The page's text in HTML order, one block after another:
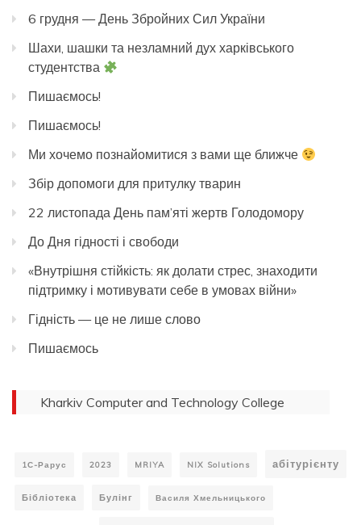
6 грудня — День Збройних Сил України
Шахи, шашки та незламний дух харківського
студентства
Пишаємось!
Пишаємось!
Ми хочемо познайомитися з вами ще ближче
Збір допомоги для притулку тварин
22 листопада День пам’яті жертв Голодомору
До Дня гідності і свободи
«Внутрішня стійкість: як долати стрес, знаходити
підтримку і мотивувати себе в умовах війни»
Гідність — це не лише слово
Пишаємось
Kharkiv Computer and Technology College
1С-Рарус 2023 MRIYA NIX Solutions абітурієнту
Бібліотека Булінг Василя Хмельницького